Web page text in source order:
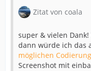
Zitat von coala
super & vielen
dann würde ich das
möglichen
Screenshot mit